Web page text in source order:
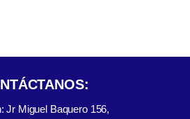
Jr Miguel Baquero 156,